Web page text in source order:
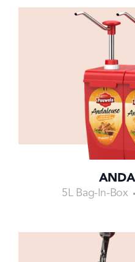
5L Bag-In-Box